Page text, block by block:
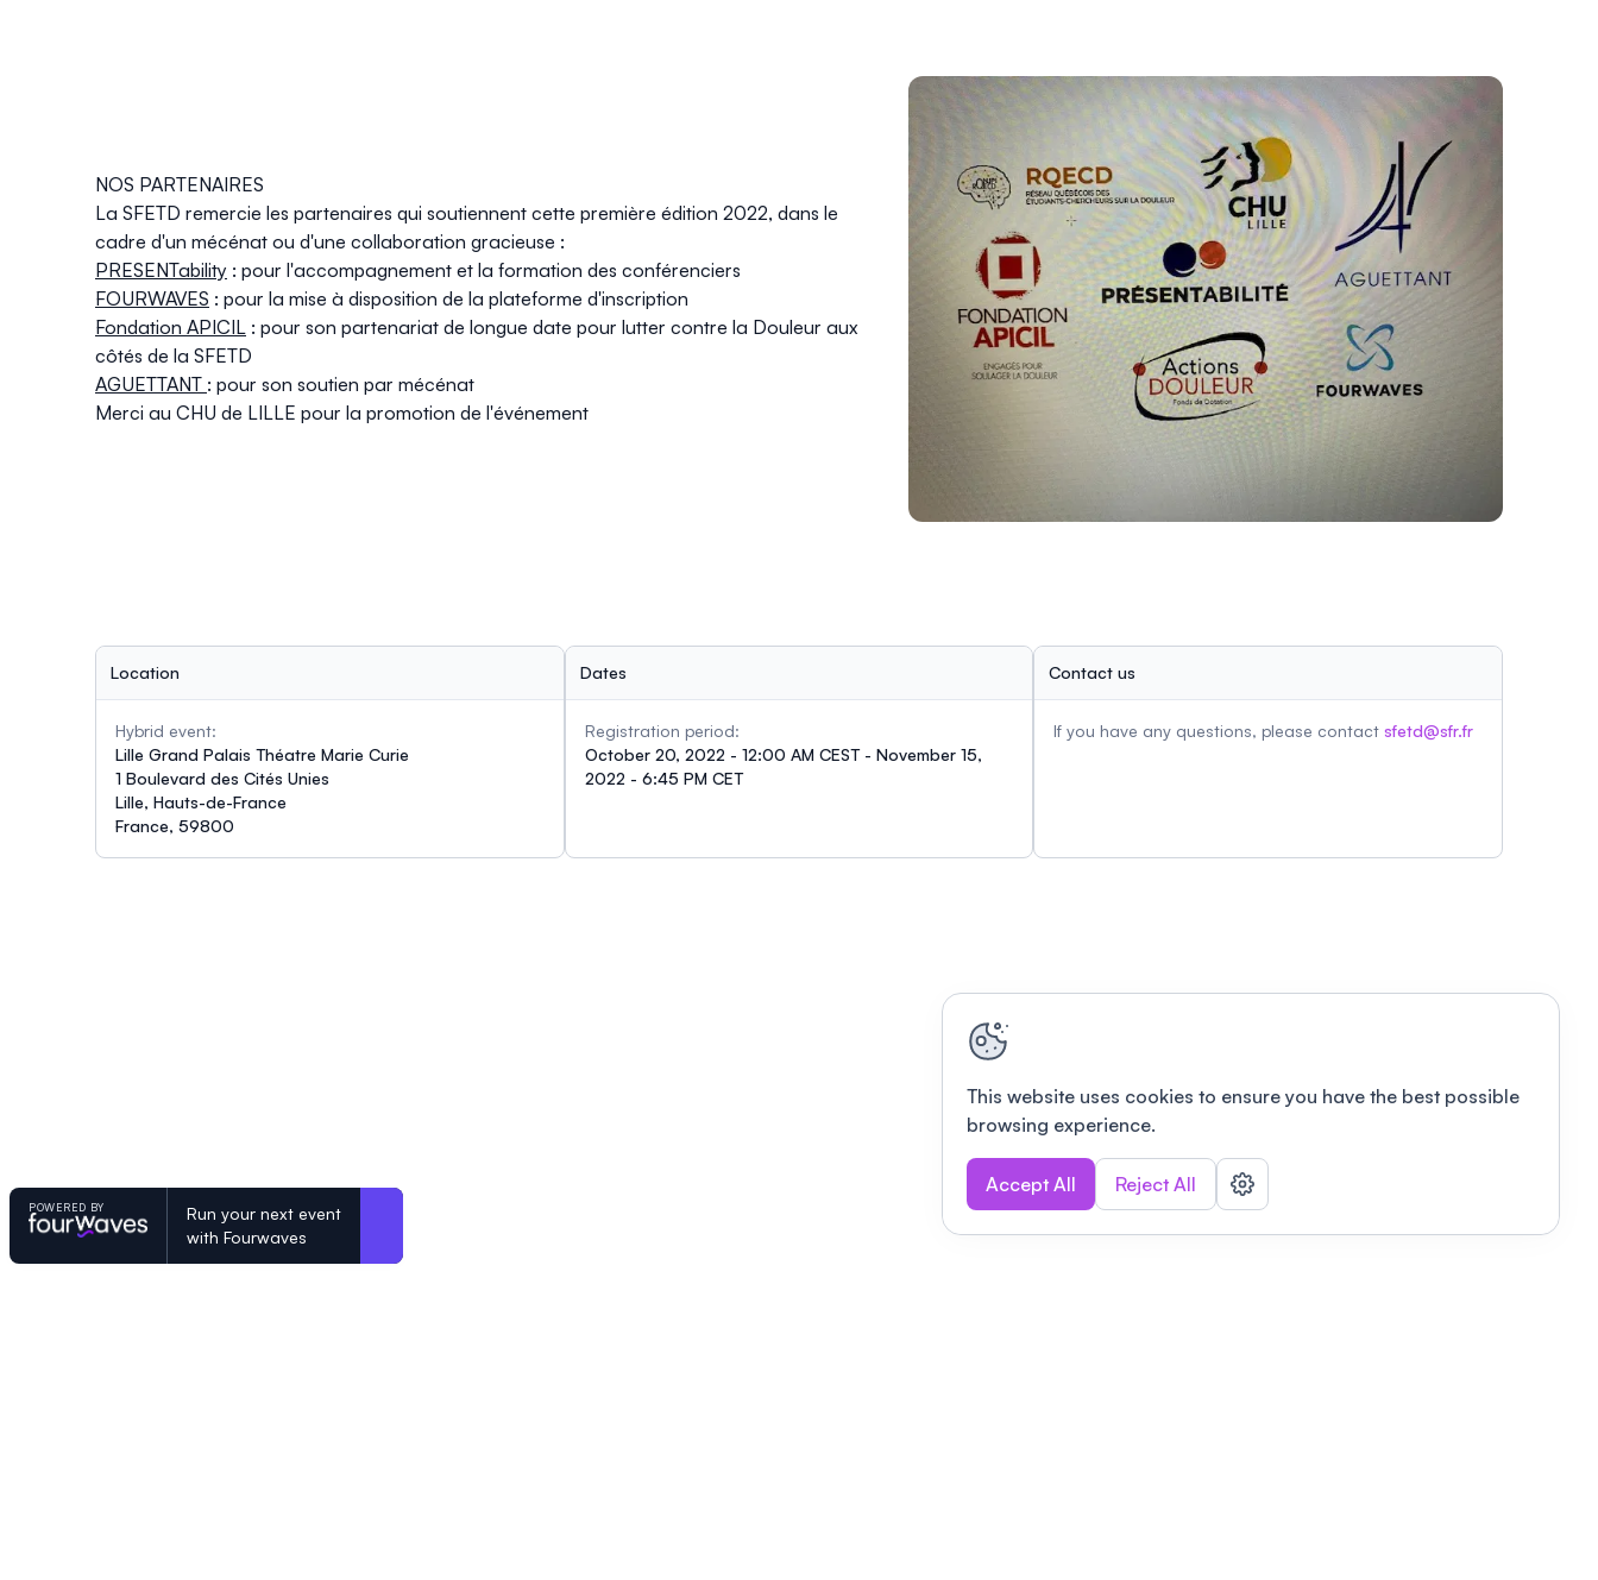
NOS PARTENAIRES
La SFETD remercie les partenaires qui soutiennent cette première édition 2022, dans le
cadre d'un mécénat ou d'une collaboration gracieuse :
PRESENTability : pour l'accompagnement et la formation des conférenciers
FOURWAVES : pour la mise à disposition de la plateforme d'inscription
Fondation APICIL : pour son partenariat de longue date pour lutter contre la Douleur aux
côtés de la SFETD
AGUETTANT : pour son soutien par mécénat
Merci au CHU de LILLE pour la promotion de l'événement
Location
Hybrid event:
Lille Grand Palais Théatre Marie Curie
1 Boulevard des Cités Unies
Lille, Hauts-de-France
France, 59800
Dates
Registration period:
October 20, 2022 - 12:00 AM CEST - November 15,
2022 - 6:45 PM CET
Contact us
If you have any questions, please contactsfetd@sfr.fr
POWERED BY
Run your next event
with Fourwaves
This website uses cookies to ensure you have the best possible
browsing experience.
Accept All Reject All